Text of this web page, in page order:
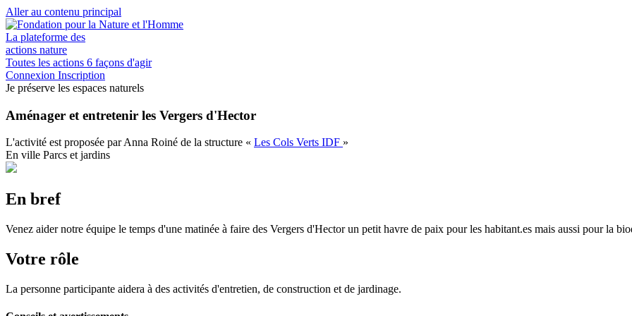
Aller au contenu principal
La plateforme des
actions nature
Toutes les actions 6 façons d'agir
Connexion Inscription
Je préserve les espaces naturels
Aménager et entretenir les Vergers d'Hector
L'activité est proposée parAnna Roiné de la structure « Les Cols Verts IDF »
En ville Parcs et jardins
En bref
Venez aider notre équipe le temps d'une matinée à faire des Vergers d'Hector un petit havre de paix pour les habitant.es mais aussi pour la
Votre rôle
La personne participante aidera à des activités d'entretien, de construction et de jardinage.